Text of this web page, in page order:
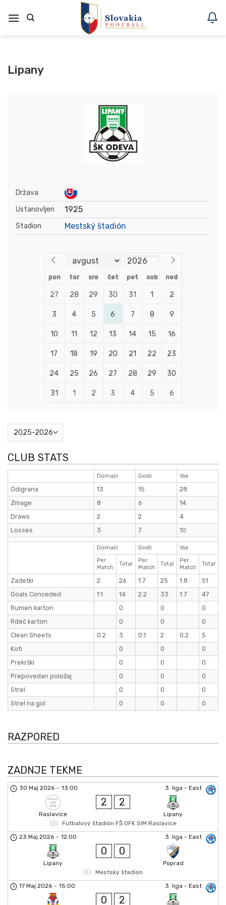
na
Lipany
Država
Ustanovljen
1925
Stadion Mestský štadión
pon tor sre čet pet sob ned
27 28 29 30 31 1 2
3 4 5 6 7 8 9
10 11 12 13 14 15 16
17 18 19 20 21 22 23
24 25 26 27 28 29 30
31 1 2 3 4 5 6
CLUB STATS
Domači Gosti Vse
Odigrana 13 15
28
Zmage
8 6
14
Draws
2 2
4
Losses
3 7 10
Domači Gosti
Vse
Per
Match
Total
Per
Match
Total
Per
Match
Total
Zadetki 2 26 1.7 25 1.8
51
Goals Conceded
1.1 14 2.2 33 1.7
47
Rumen karton
0 0
0
Rdeč karton
0 0
0
Clean Sheets
0.2 3 0.1 2 0.2
5
Koti
0 0
0
Prekrški
0 0
0
Prepovedan položaj
0 0
0
Strel
0 0
0
Strel na gol
0 0 0
RAZPORED
ZADNJE TEKME
3. liga - East
30 Maj 2026 - 13:00
Raslavice
2 2
Lipany
Futbalový štadión FŠ OFK SIM Raslavice
3. liga - East
23 Maj 2026 - 12:00
Lipany
0 0
Poprad
Mestský štadión
3. liga - East
17 Maj 2026 - 15:00
0 2